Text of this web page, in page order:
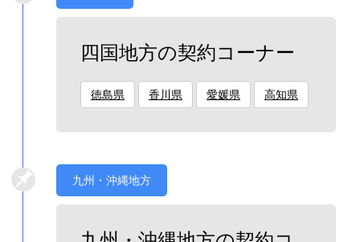
四国地方の契約コーナー
徳島県 香川県 愛媛県 高知県
九州・沖縄地方